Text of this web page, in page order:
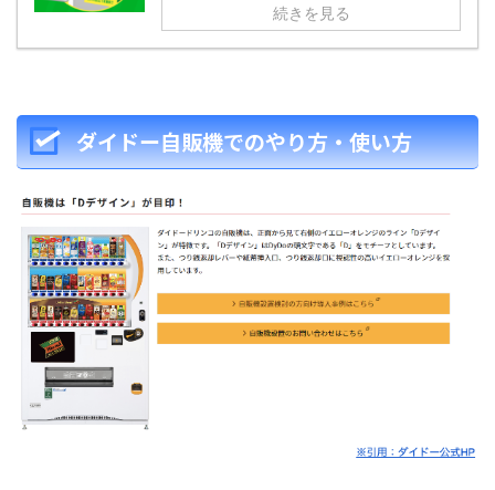
続きを見る
ダイドー自販機でのやり方・使い方